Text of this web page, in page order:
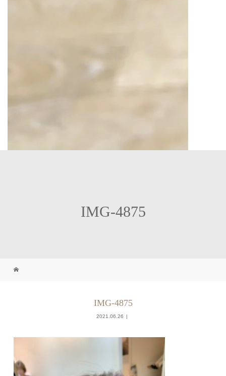
IMG-4875
IMG-4875
2021.06.26